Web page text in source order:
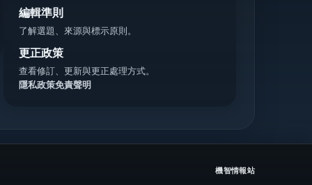
編輯準則
了解選題、來源與標示原則。
更正政策
查看修訂、更新與更正處理方式。
隱私政策免責聲明
機智情報站